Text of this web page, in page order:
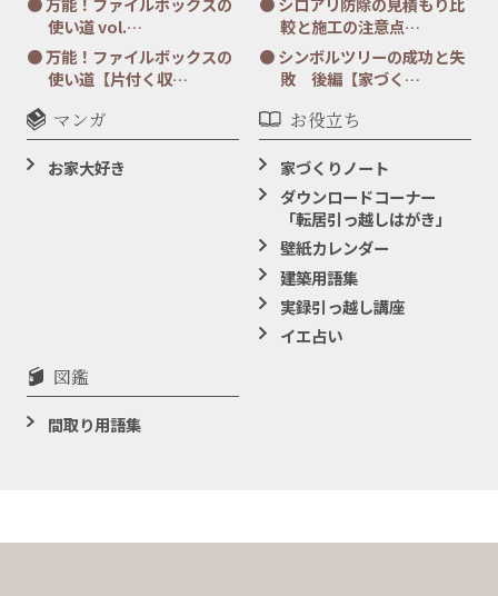
使い道 vol.…
万能！ファイルボックスの
使い道【片付く収…
較と施工の注意点…
シンボルツリーの成功と失
敗 後編【家づく…
マンガ
お家大好き
お役立ち
家づくりノート
ダウンロードコーナー
「転居引っ越しはがき」
壁紙カレンダー
建築用語集
実録引っ越し講座
イエ占い
図鑑
間取り用語集